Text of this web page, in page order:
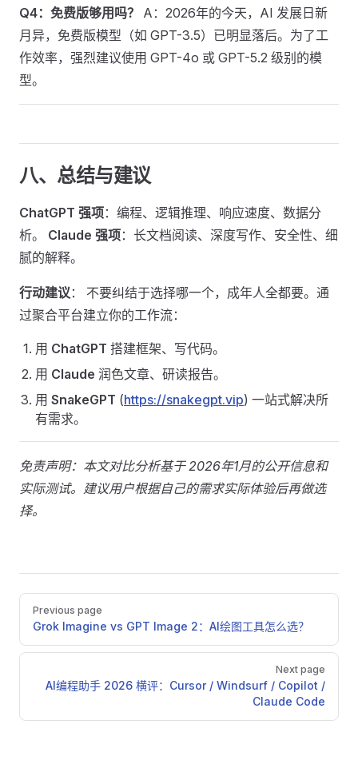
Q4：免费版够用吗？
A：2026年的今天，AI 发展日新
月异，免费版模型（如 GPT-3.5）已明显落后。为了工
作效率，强烈建议使用 GPT-4o 或 GPT-5.2 级别的模
型。
八、总结与建议
ChatGPT 强项：编程、逻辑推理、响应速度、数据分
析。 Claude 强项：长文档阅读、深度写作、安全性、细
腻的解释。
行动建议： 不要纠结于选择哪一个，成年人全都要。通
过聚合平台建立你的工作流：
用 ChatGPT 搭建框架、写代码。
用 Claude 润色文章、研读报告。
用 SnakeGPT (https://snakegpt.vip) 一站式解决所
有需求。
免责声明：本文对比分析基于 2026年1月的公开信息和
实际测试。建议用户根据自己的需求实际体验后再做选
择。
Pager
Previous page
Grok Imagine vs GPT Image 2：AI绘图工具怎么选？
Next page
AI编程助手 2026 横评：Cursor / Windsurf / Copilot /
Claude Code